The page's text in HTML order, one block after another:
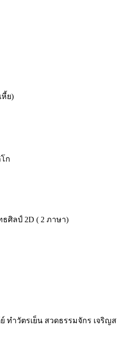
หี้ย)
ก
ศิลป์ 2D ( 2 ภาษา)
ทำวัตรเย็น สวดธรรมจักร เจริญ